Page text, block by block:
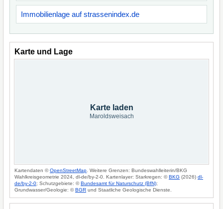
Immobilienlage auf strassenindex.de
Karte und Lage
Karte laden
Maroldsweisach
Kartendaten ©OpenStreetMap . Weitere Grenzen: Bundeswahlleiterin/BKG
Wahlkreisgeometrie 2024, dl-de/by-2-0. Kartenlayer: Starkregen: ©BKG (2026) dl-
de/by-2-0; Schutzgebiete: ©Bundesamt für Naturschutz (BfN);
Grundwasser/Geologie: ©BGR und Staatliche Geologische Dienste.